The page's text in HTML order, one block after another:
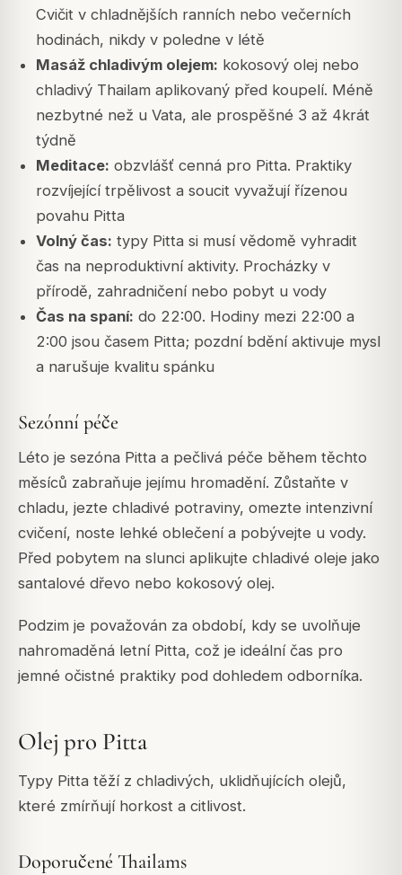
Cvičit v chladnějších ranních nebo večerních
hodinách, nikdy v poledne v létě
Masáž chladivým olejem: kokosový olej nebo
chladivý Thailam aplikovaný před koupelí. Méně
nezbytné než u Vata, ale prospěšné 3 až 4krát
týdně
Meditace: obzvlášť cenná pro Pitta. Praktiky
rozvíjející trpělivost a soucit vyvažují řízenou
povahu Pitta
Volný čas: typy Pitta si musí vědomě vyhradit
čas na neproduktivní aktivity. Procházky v
přírodě, zahradničení nebo pobyt u vody
Čas na spaní: do 22:00. Hodiny mezi 22:00 a
2:00 jsou časem Pitta; pozdní bdění aktivuje mysl
a narušuje kvalitu spánku
Sezónní péče
Léto je sezóna Pitta a pečlivá péče během těchto
měsíců zabraňuje jejímu hromadění. Zůstaňte v
chladu, jezte chladivé potraviny, omezte intenzivní
cvičení, noste lehké oblečení a pobývejte u vody.
Před pobytem na slunci aplikujte chladivé oleje jako
santalové dřevo nebo kokosový olej.
Podzim je považován za období, kdy se uvolňuje
nahromaděná letní Pitta, což je ideální čas pro
jemné očistné praktiky pod dohledem odborníka.
Olej pro Pitta
Typy Pitta těží z chladivých, uklidňujících olejů,
které zmírňují horkost a citlivost.
Doporučené Thailams